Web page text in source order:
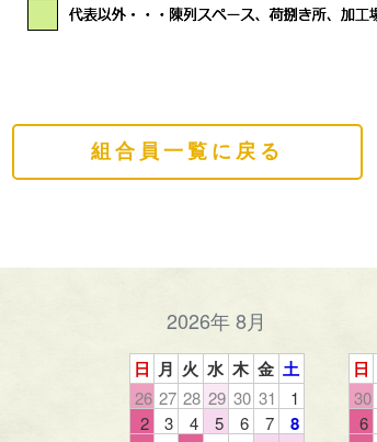
組合員一覧に戻る
2026年 8月
日 月 火 水 木 金 土
26 27 28 29 30 31
1
2
3 4 5 6 7 8
日
30
6